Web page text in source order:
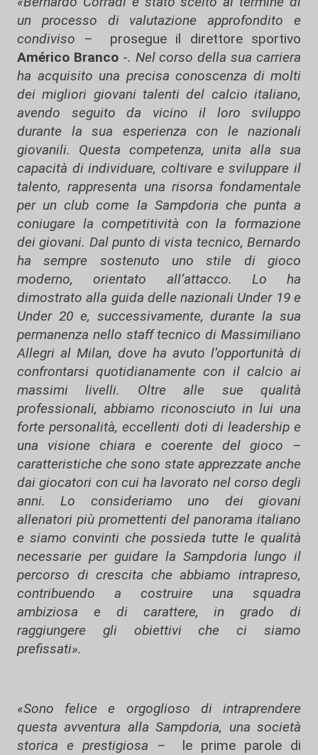
un processo di valutazione approfondito e
condiviso – prosegue il direttore sportivo
Américo Branco-. Nel corso della sua carriera
ha acquisito una precisa conoscenza di molti
dei migliori giovani talenti del calcio italiano,
avendo seguito da vicino il loro sviluppo
durante la sua esperienza con le nazionali
giovanili. Questa competenza, unita alla sua
capacità di individuare, coltivare e sviluppare il
talento, rappresenta una risorsa fondamentale
per un club come la Sampdoria che punta a
coniugare la competitività con la formazione
dei giovani. Dal punto di vista tecnico, Bernardo
ha sempre sostenuto uno stile di gioco
moderno, orientato all’attacco. Lo ha
dimostrato alla guida delle nazionali Under 19 e
Under 20 e, successivamente, durante la sua
permanenza nello staff tecnico di Massimiliano
Allegri al Milan, dove ha avuto l’opportunità di
confrontarsi quotidianamente con il calcio ai
massimi livelli. Oltre alle sue qualità
professionali, abbiamo riconosciuto in lui una
forte personalità, eccellenti doti di leadership e
una visione chiara e coerente del gioco –
caratteristiche che sono state apprezzate anche
dai giocatori con cui ha lavorato nel corso degli
anni. Lo consideriamo uno dei giovani
allenatori più promettenti del panorama italiano
e siamo convinti che possieda tutte le qualità
necessarie per guidare la Sampdoria lungo il
percorso di crescita che abbiamo intrapreso,
contribuendo a costruire una squadra
ambiziosa e di carattere, in grado di
raggiungere gli obiettivi che ci siamo
prefissati».
«Sono felice e orgoglioso di intraprendere
questa avventura alla Sampdoria, una società
storica e prestigiosa – le prime parole di